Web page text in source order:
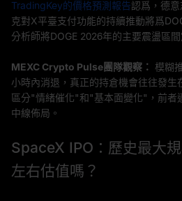
TradingKey的價格預測報告認爲，德
克對X平臺支付功能的持續推動將爲
分析師將DOGE 2026年的主要震盪區
MEXC Crypto Pulse團隊觀察： 模糊
小時內消退，真正的持倉機會往往發生
區分"情緒催化"和"基本面變化"，前者
中線佈局。
SpaceX IPO：歷史最大
左右估值嗎？